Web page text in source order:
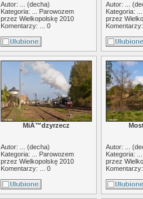
Autor: ... (decha)
Kategoria: ... Parowozem
przez Wielkopolskę 2010
Komentarzy: ... 0
Autor: ... (
Kategoria:
przez
MiÄ™dzyrzecz
Autor: ... (decha)
Kategoria: ... Parowozem
przez Wielkopolskę 2010
Komentarzy: ... 0
Autor: ... (
Kategoria:
przez